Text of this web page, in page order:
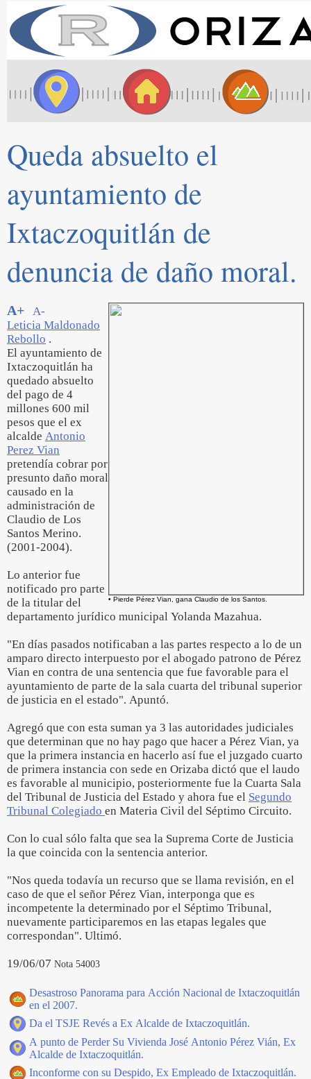
Queda absuelto el
ayuntamiento de
Ixtaczoquitlán de
denuncia de daño moral.
• Pierde Pérez Vian, gana Claudio de los Santos.
A+
A-
Leticia Maldonado
Rebollo .
El ayuntamiento de
Ixtaczoquitlán ha
quedado absuelto
del pago de 4
millones 600 mil
pesos que el ex
alcalde Antonio
Perez Vian
pretendía cobrar por
presunto daño moral
causado en la
administración de
Claudio de Los
Santos Merino.
(2001-2004).
Lo anterior fue
notificado pro parte
de la titular del
departamento jurídico municipal Yolanda Mazahua.
"En días pasados notificaban a las partes respecto a lo de un
amparo directo interpuesto por el abogado patrono de Pérez
Vian en contra de una sentencia que fue favorable para el
ayuntamiento de parte de la sala cuarta del tribunal superior
de justicia en el estado". Apuntó.
Agregó que con esta suman ya 3 las autoridades judiciales
que determinan que no hay pago que hacer a Pérez Vian, ya
que la primera instancia en hacerlo así fue el juzgado cuarto
de primera instancia con sede en Orizaba dictó que el laudo
es favorable al municipio, posteriormente fue la Cuarta Sala
del Tribunal de Justicia del Estado y ahora fue el Segundo
Tribunal Colegiado en Materia Civil del Séptimo Circuito.
Con lo cual sólo falta que sea la Suprema Corte de Justicia
la que coincida con la sentencia anterior.
"Nos queda todavía un recurso que se llama revisión, en el
caso de que el señor Pérez Vian, interponga que es
incompetente la determinado por el Séptimo Tribunal,
nuevamente participaremos en las etapas legales que
correspondan". Ultimó.
19/06/07 Nota 54003
Desastroso Panorama para Acción Nacional de Ixtaczoquitlán
en el 2007.
Da el TSJE Revés a Ex Alcalde de Ixtaczoquitlán.
A punto de Perder Su Vivienda José Antonio Pérez Vián, Ex
Alcalde de Ixtaczoquitlán.
Inconforme con su Despido, Ex Empleado de Ixtaczoquitlán.